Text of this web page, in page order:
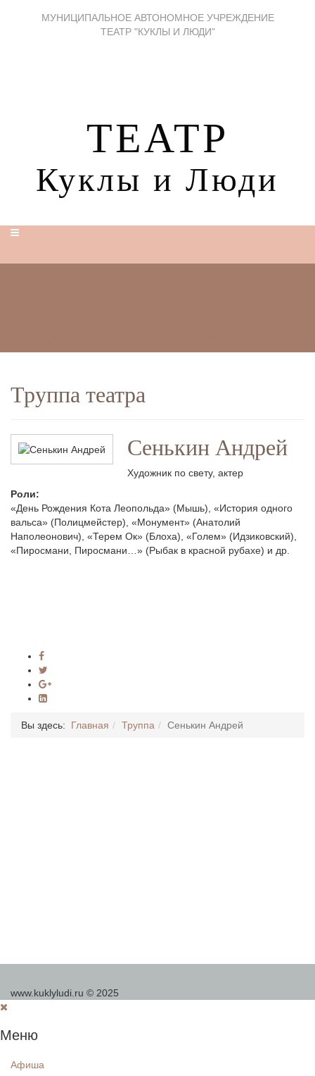
МУНИЦИПАЛЬНОЕ АВТОНОМНОЕ УЧРЕЖДЕНИЕ
ТЕАТР "КУКЛЫ И ЛЮДИ"
ТЕАТР
Куклы и Люди
Труппа театра
Сенькин Андрей
Художник по свету, актер
Роли:
«День Рождения Кота Леопольда» (Мышь), «История одного
вальса» (Полицмейстер), «Монумент» (Анатолий
Наполеонович), «Терем Ок» (Блоха), «Голем» (Идзиковский),
«Пиросмани, Пиросмани…» (Рыбак в красной рубахе) и др.
Вы здесь: Главная Труппа Сенькин Андрей
www.kuklyludi.ru © 2025
Меню
Афиша